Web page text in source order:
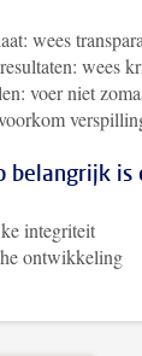
wees
wees
voer niet
belangrijk is
integriteit
ontwikkeling